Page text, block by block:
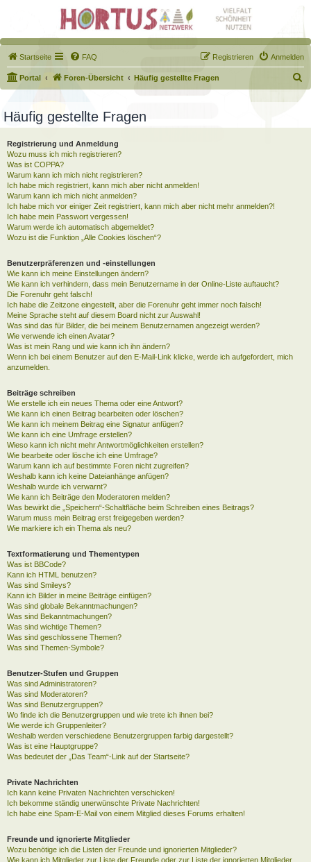
Startseite FAQ Anmelden
Registrieren
Portal Foren-Übersicht Häufig gestellte Fragen
u
h
Häufig gestellte Fragen
Registrierung und Anmeldung
Wozu muss ich mich registrieren?
Was ist COPPA?
Warum kann ich mich nicht registrieren?
Ich habe mich registriert, kann mich aber nicht anmelden!
Warum kann ich mich nicht anmelden?
Ich habe mich vor einiger Zeit registriert, kann mich aber nicht mehr anmelden?!
Ich habe mein Passwort vergessen!
Warum werde ich automatisch abgemeldet?
Wozu ist die Funktion „Alle Cookies löschen“?
Benutzerpräferenzen und -einstellungen
Wie kann ich meine Einstellungen ändern?
Wie kann ich verhindern, dass mein Benutzername in der Online-Liste auftaucht?
Die Forenuhr geht falsch!
Ich habe die Zeitzone eingestellt, aber die Forenuhr geht immer noch falsch!
Meine Sprache steht auf diesem Board nicht zur Auswahl!
Was sind das für Bilder, die bei meinem Benutzernamen angezeigt werden?
Wie verwende ich einen Avatar?
Was ist mein Rang und wie kann ich ihn ändern?
Wenn ich bei einem Benutzer auf den E-Mail-Link klicke, werde ich aufgefordert, mich
anzumelden.
Beiträge schreiben
Wie erstelle ich ein neues Thema oder eine Antwort?
Wie kann ich einen Beitrag bearbeiten oder löschen?
Wie kann ich meinem Beitrag eine Signatur anfügen?
Wie kann ich eine Umfrage erstellen?
Wieso kann ich nicht mehr Antwortmöglichkeiten erstellen?
Wie bearbeite oder lösche ich eine Umfrage?
Warum kann ich auf bestimmte Foren nicht zugreifen?
Weshalb kann ich keine Dateianhänge anfügen?
Weshalb wurde ich verwarnt?
Wie kann ich Beiträge den Moderatoren melden?
Was bewirkt die „Speichern“-Schaltfläche beim Schreiben eines Beitrags?
Warum muss mein Beitrag erst freigegeben werden?
Wie markiere ich ein Thema als neu?
Textformatierung und Thementypen
Was ist BBCode?
Kann ich HTML benutzen?
Was sind Smileys?
Kann ich Bilder in meine Beiträge einfügen?
Was sind globale Bekanntmachungen?
Was sind Bekanntmachungen?
Was sind wichtige Themen?
Was sind geschlossene Themen?
Was sind Themen-Symbole?
Benutzer-Stufen und Gruppen
Was sind Administratoren?
Was sind Moderatoren?
Was sind Benutzergruppen?
Wo finde ich die Benutzergruppen und wie trete ich ihnen bei?
Wie werde ich Gruppenleiter?
Weshalb werden verschiedene Benutzergruppen farbig dargestellt?
Was ist eine Hauptgruppe?
Was bedeutet der „Das Team“-Link auf der Startseite?
Private Nachrichten
Ich kann keine Privaten Nachrichten verschicken!
Ich bekomme ständig unerwünschte Private Nachrichten!
Ich habe eine Spam-E-Mail von einem Mitglied dieses Forums erhalten!
Freunde und ignorierte Mitglieder
Wozu benötige ich die Listen der Freunde und ignorierten Mitglieder?
Wie kann ich Mitglieder zur Liste der Freunde oder zur Liste der ignorierten Mitglieder